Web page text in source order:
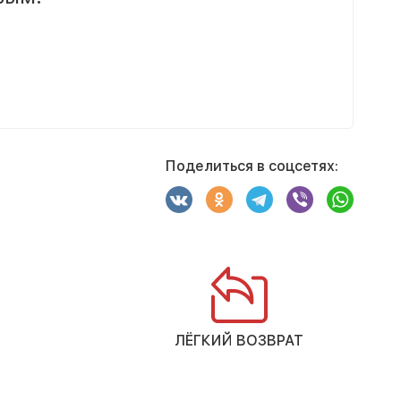
Поделиться в соцсетях:
ЛЁГКИЙ ВОЗВРАТ